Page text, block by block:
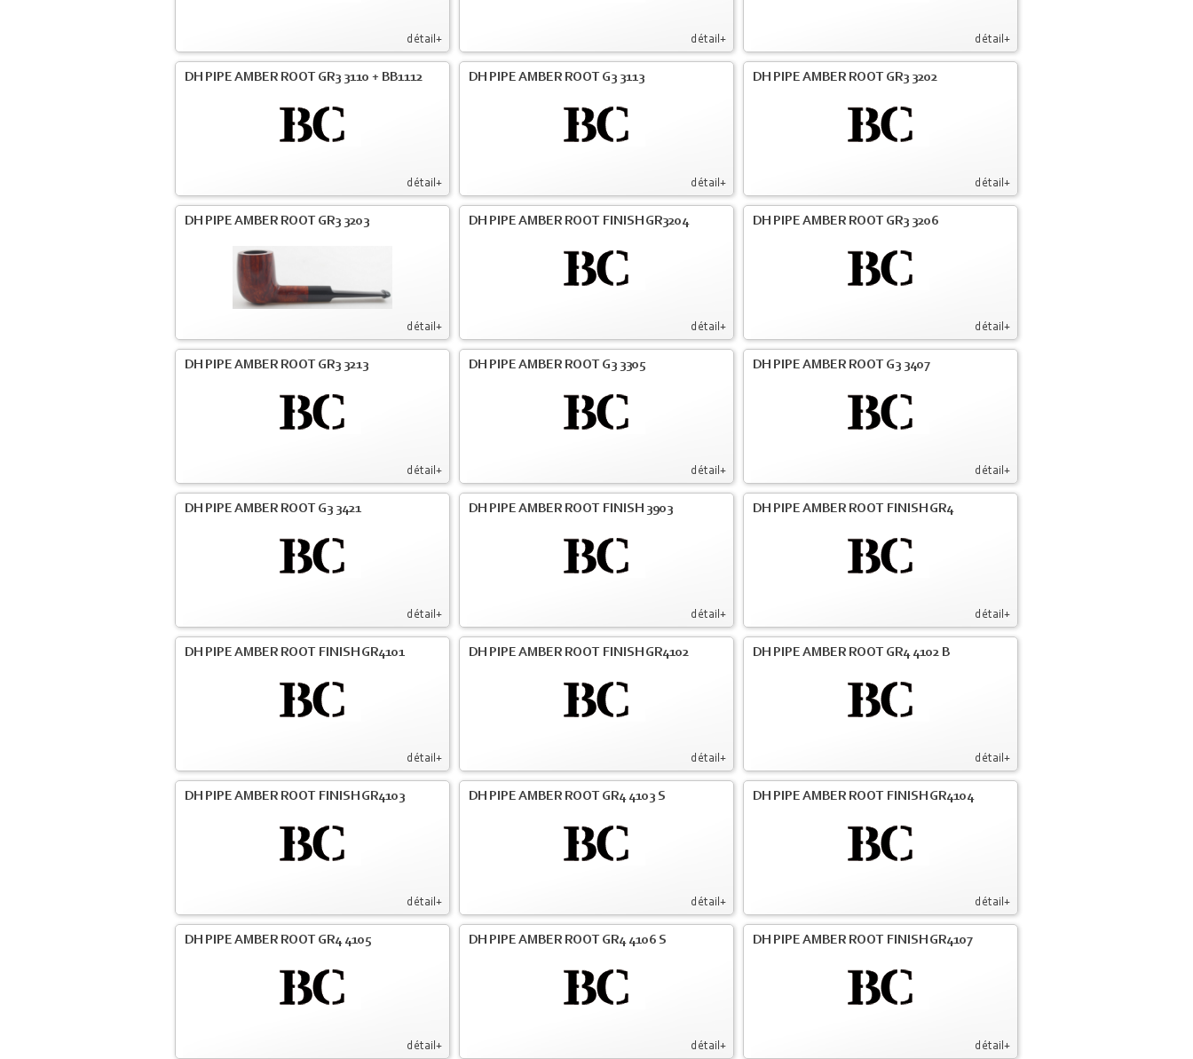
détail+ détail+ détail+
détail+
DH PIPE AMBER ROOT GR3 3110 + BB1112
détail+
DH PIPE AMBER ROOT G3 3113
détail+
DH PIPE AMBER ROOT GR3 3202
détail+
DH PIPE AMBER ROOT GR3 3203
détail+
DH PIPE AMBER ROOT FINISH GR3204
détail+
DH PIPE AMBER ROOT GR3 3206
détail+
DH PIPE AMBER ROOT GR3 3213
détail+
DH PIPE AMBER ROOT G3 3305
détail+
DH PIPE AMBER ROOT G3 3407
détail+
DH PIPE AMBER ROOT G3 3421
détail+
DH PIPE AMBER ROOT FINISH 3903
détail+
DH PIPE AMBER ROOT FINISH GR4
détail+
DH PIPE AMBER ROOT FINISH GR4101
détail+
DH PIPE AMBER ROOT FINISH GR4102
détail+
DH PIPE AMBER ROOT GR4 4102 B
détail+
DH PIPE AMBER ROOT FINISH GR4103
détail+
DH PIPE AMBER ROOT GR4 4103 S
détail+
DH PIPE AMBER ROOT FINISH GR4104
détail+
DH PIPE AMBER ROOT GR4 4105
détail+
DH PIPE AMBER ROOT GR4 4106 S
détail+
DH PIPE AMBER ROOT FINISH GR4107